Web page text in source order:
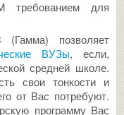
требованием для
позволяет
ВУЗы, если,
средней школе.
свои тонкости и
от Вас потребуют.
программу Вас